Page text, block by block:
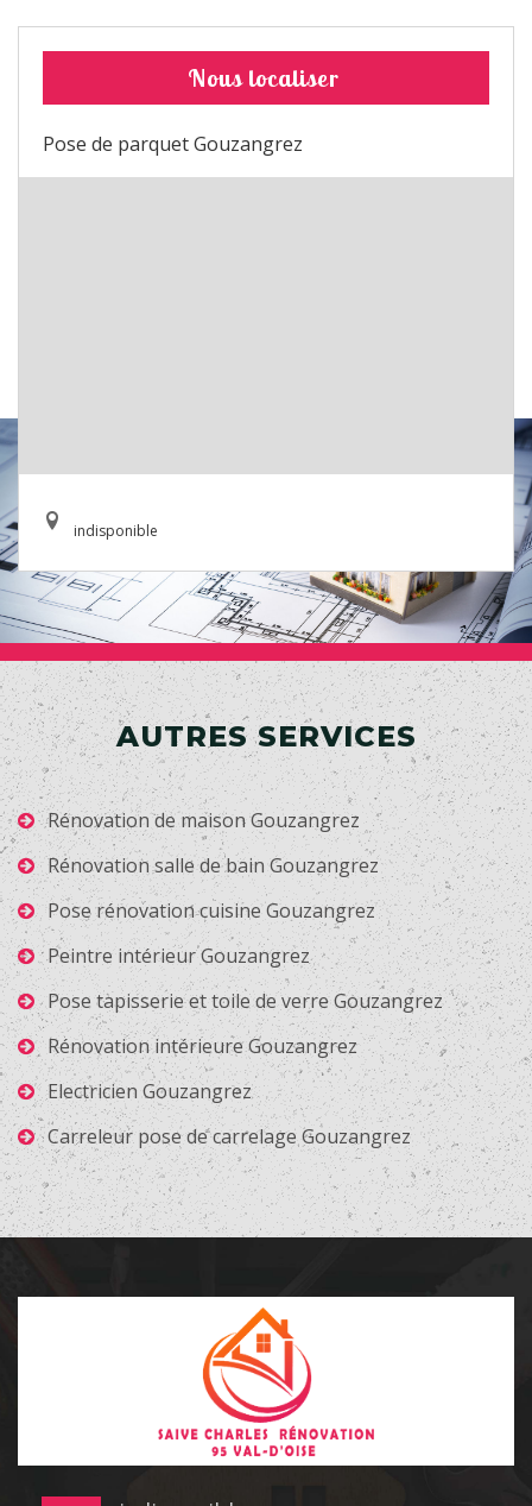
Nous localiser
Pose de parquet Gouzangrez
indisponible
AUTRES SERVICES
Rénovation de maison Gouzangrez
Rénovation salle de bain Gouzangrez
Pose rénovation cuisine Gouzangrez
Peintre intérieur Gouzangrez
Pose tapisserie et toile de verre Gouzangrez
Rénovation intérieure Gouzangrez
Electricien Gouzangrez
Carreleur pose de carrelage Gouzangrez